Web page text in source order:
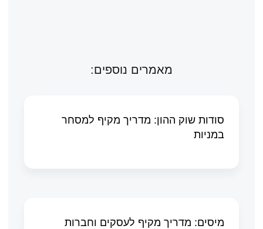
מאמרים נוספים:
סודות שוק ההון: מדריך מקיף למסחר
במניות
מיסים: מדריך מקיף לעסקים וחברות